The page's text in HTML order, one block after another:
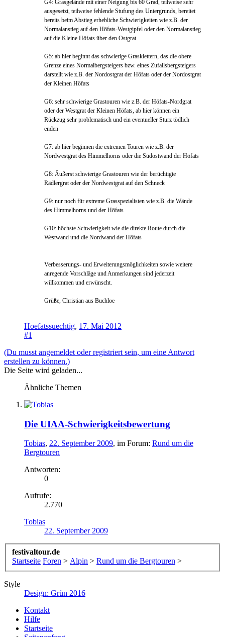
G4: Grasgelände mit einer Neigung bis 60 Grad, teilweise sehr
ausgesetzt, teilweise fehlende Stufung des Untergrunds, bereitet
bereits beim Abstieg erhebliche Schwierigkeiten wie z.B. der
Normalanstieg auf den Höfats-Westgipfel oder den Normalanstieg
auf die Kleine Höfats über den Ostgrat
G5: ab hier beginnt das schwierige Grasklettern, das die obere
Grenze eines Normalbergsteigers bzw. eines Zufallsbergsteigers
darstellt wie z.B. der Nordostgrat der Höfats oder der Nordostgrat
der Kleinen Höfats
G6: sehr schwierige Grastouren wie z.B. der Höfats-Nordgrat
oder der Westgrat der Kleinen Höfats, ab hier können ein
Rückzug sehr problematisch und ein eventueller Sturz tödlich
enden
G7: ab hier beginnen die extremen Touren wie z.B. der
Nordwestgrat des Himmelhorns oder die Südostwand der Höfats
G8: Äußerst schwierige Grastouren wie der berüchtigte
Rädlergrat oder der Nordwestgrat auf den Schneck
G9: nur noch für extreme Grasspezialisten wie z.B. die Wände
des Himmelhorns und der Höfats
G10: höchste Schwierigkeit wie die direkte Route durch die
Westwand und die Nordwand der Höfats
Verbesserungs- und Erweiterungsmöglichkeiten sowie weitere
anregende Vorschläge und Anmerkungen sind jederzeit
willkommen und erwünscht.
Grüße, Christian aus Buchloe
Hoefatssuechtig, 17. Mai 2012
#1
(Du musst angemeldet oder registriert sein, um eine Antwort
erstellen zu können.)
Die Seite wird geladen...
Ähnliche Themen
Die UIAA-Schwierigkeitsbewertung
Tobias, 22. September 2009, im Forum: Rund um die
Bergtouren
Antworten:
0
Aufrufe:
2.770
Tobias
22. September 2009
festivaltour.de
Startseite Foren > Alpin > Rund um die Bergtouren >
Style
Design: Grün 2016
Kontakt
Hilfe
Startseite